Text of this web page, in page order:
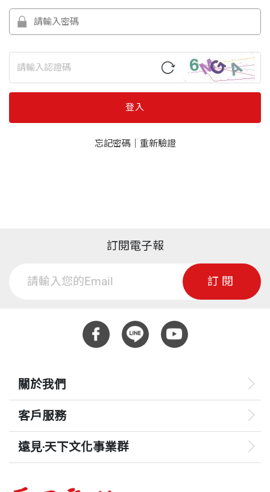
登入
忘記密碼｜ 重新驗證
訂閱電子報
訂閱
關於我們
客戶服務
遠見‧天下文化事業群